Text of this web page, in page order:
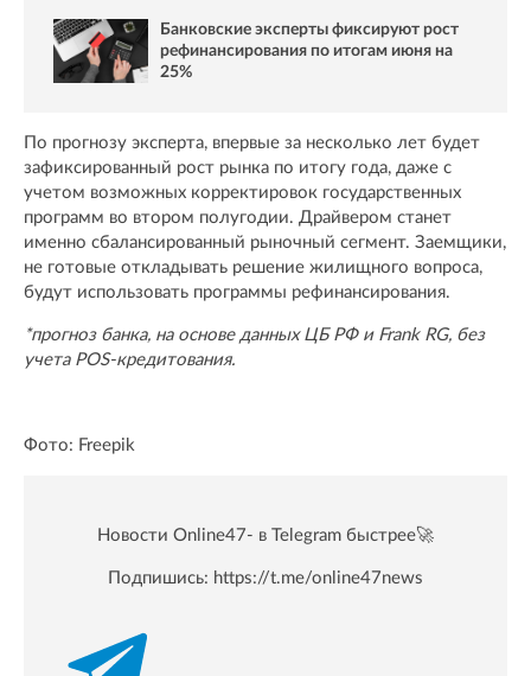
Банковские эксперты фиксируют рост
рефинансирования по итогам июня на
25%
По прогнозу эксперта, впервые за несколько лет будет
зафиксированный рост рынка по итогу года, даже с
учетом возможных корректировок государственных
программ во втором полугодии. Драйвером станет
именно сбалансированный рыночный сегмент. Заемщики,
не готовые откладывать решение жилищного вопроса,
будут использовать программы рефинансирования.
*прогноз банка, на основе данных ЦБ РФ и Frank RG, без
учета POS-кредитования.
Фото: Freepik
Новости Online47- в Telegram быстрее🚀
Подпишись: https://t.me/online47news